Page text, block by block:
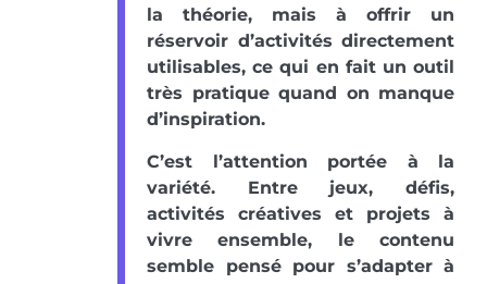
la théorie, mais à offrir un
réservoir d’activités directement
utilisables, ce qui en fait un outil
très pratique quand on manque
d’inspiration.
C’est l’attention portée à la
variété. Entre jeux, défis,
activités créatives et projets à
vivre ensemble, le contenu
semble pensé pour s’adapter à